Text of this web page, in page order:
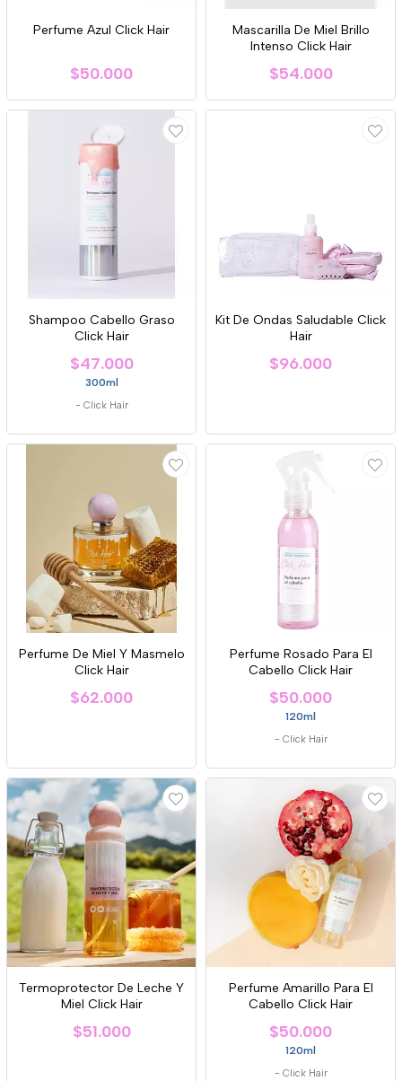
Perfume Azul Click Hair
$50.000
Mascarilla De Miel Brillo
Intenso Click Hair
$54.000
Shampoo Cabello Graso
Click Hair
$47.000
300ml
- Click Hair
Kit De Ondas Saludable Click
Hair
$96.000
Perfume De Miel Y Masmelo
Click Hair
$62.000
Perfume Rosado Para El
Cabello Click Hair
$50.000
120ml
- Click Hair
Termoprotector De Leche Y
Miel Click Hair
$51.000
Perfume Amarillo Para El
Cabello Click Hair
$50.000
120ml
- Click Hair